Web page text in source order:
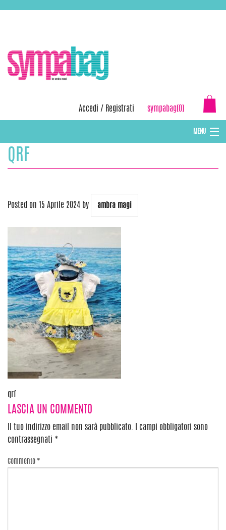
Accedi / Registrati sympabag(0)
MENU
CAPPELLI INVERNALI DONNA
QRF
Posted on 15 Aprile 2024 by ambra magi
Navigazione
articoli
qrf
LASCIA UN COMMENTO
Il tuo indirizzo email non sarà pubblicato.
I campi obbligatori sono
contrassegnati *
Commento *